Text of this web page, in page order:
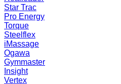
Star Trac
Pro Energy
Torque
Steelflex
iMassage
Ogawa
Gymmaster
Insight
Vertex